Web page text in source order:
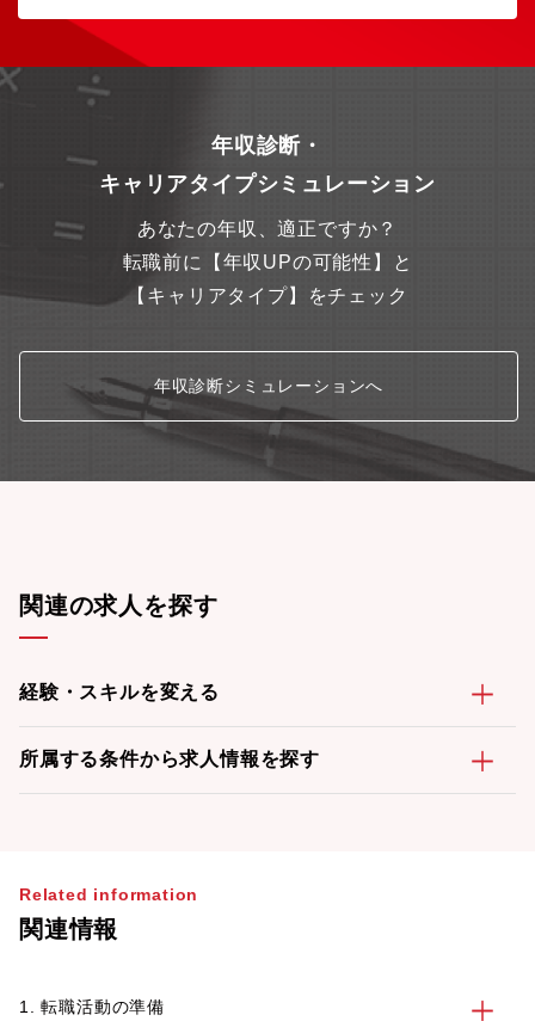
年収診断・
キャリアタイプシミュレーション
あなたの年収、適正ですか？
転職前に【年収UPの可能性】と
【キャリアタイプ】をチェック
年収診断シミュレーションへ
関連の求人を探す
経験・スキルを変える
所属する条件から求人情報を探す
Related information
関連情報
1. 転職活動の準備